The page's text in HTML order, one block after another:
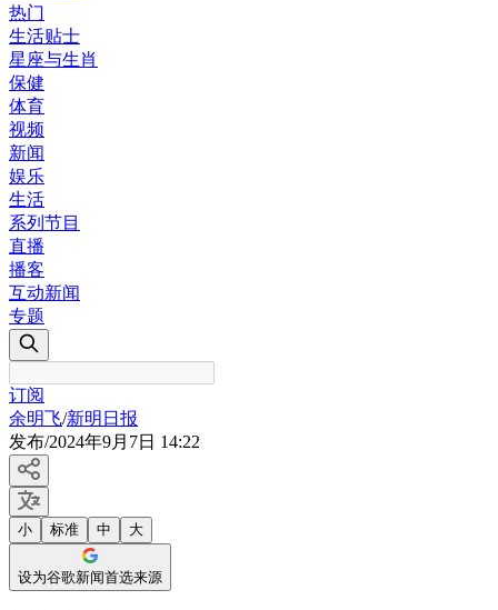
热门
生活贴士
星座与生肖
保健
体育
视频
新闻
娱乐
生活
系列节目
直播
播客
互动新闻
专题
订阅
余明飞/新明日报
发布/2024年9月7日 14:22
小 标准 中 大
设为谷歌新闻首选来源